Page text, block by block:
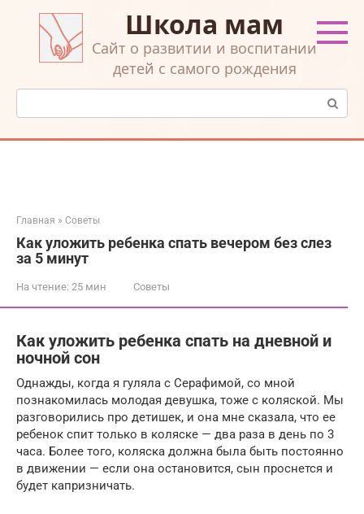
контенту
Школа мам
Cайт о развитии и воспитании
детей с самого рождения
Поиск:
Главная » Советы
Как уложить ребенка спать вечером без слез
за 5 минут
На чтение: 25 мин Советы
Как уложить ребенка спать на дневной и
ночной сон
Однажды, когда я гуляла с Серафимой, со мной
познакомилась молодая девушка, тоже с коляской. Мы
разговорились про детишек, и она мне сказала, что ее
ребенок спит только в коляске — два раза в день по 3
часа. Более того, коляска должна была быть постоянно
в движении — если она остановится, сын проснется и
будет капризничать.